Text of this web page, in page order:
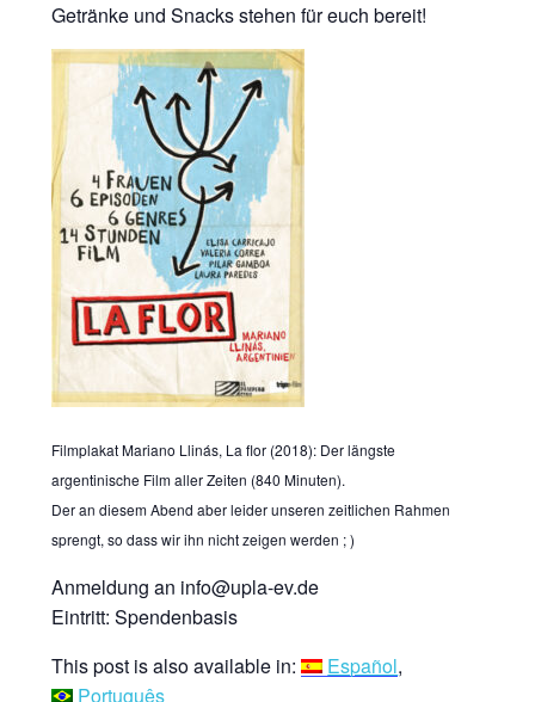
Getränke und Snacks stehen für euch bereit!
Filmplakat Mariano Llinás, La flor (2018): Der längste
argentinische Film aller Zeiten (840 Minuten).
Der an diesem Abend aber leider unseren zeitlichen Rahmen
sprengt, so dass wir ihn nicht zeigen werden ; )
Anmeldung an info@upla-ev.de
Eintritt: Spendenbasis
This post is also available in:
Español
Português